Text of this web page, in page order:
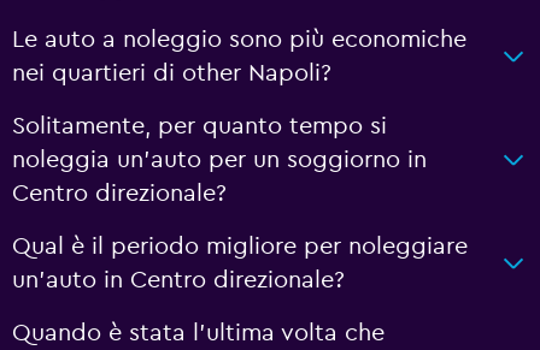
Le auto a noleggio sono più economiche
nei quartieri di other Napoli?
Solitamente, per quanto tempo si
noleggia un'auto per un soggiorno in
Centro direzionale?
Qual è il periodo migliore per noleggiare
un'auto in Centro direzionale?
Quando è stata l'ultima volta che